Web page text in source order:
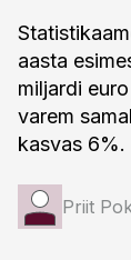
aasta
miljardi
varem
kasvas 6%.
Priit